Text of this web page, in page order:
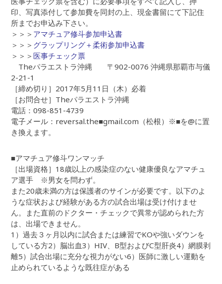
印、写真添付して参加費を同封の上、現金書留にて下記住
所までお申込み下さい。
＞＞＞ アマチュア修斗参加申込書
＞＞＞ グラップリング＋柔術参加申込書
＞＞＞ 医事チェック票
Theパラエストラ沖縄 〒902-0076 沖縄県那覇市与儀
2-21-1
［締め切り］2017年5月11日（木）必着
［お問合せ］Theパラエストラ沖縄
電話：098-851-4739
電子メール：reversal.the■gmail.com（松根）※■を@に置
き換えます。
■アマチュア修斗ワンマッチ
［出場資格］18歳以上の感染症のない健康優良なアマチュ
ア選手 ※男女を問わず。
また20歳未満の方は保護者のサインが必要です。以下のよ
うな症状および経験がある方の試合出場は受け付けませ
ん。また直前のドクター・チェックで異常が認められた方
は、出場できません。
1）過去３ヶ月以内に試合または練習でKOや強いダウンを
している方2）脳出血3）HIV、B型およびC型肝炎4）網膜剥
離5）試合出場に充分な視力がない6）医師に激しい運動を
止められているような既往症がある